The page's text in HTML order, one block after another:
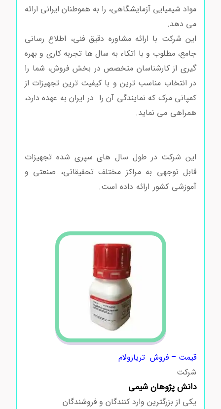
مواد شیمیایی آزمایشگاهی، را به هموطنان ایرانی ارائه
می دهد.
این شرکت با ارائه مشاوره دقیق فنی، اطلاع رسانی
جامع، مطلوب و با اتکاء به سال ها تجربه کاری و بهره
گیری از کارشناسان متخصص در بخش فروش، شما را
در انتخاب مناسب ترین و با کیفیت ترین تجهیزات از
کمپانی مرک که نمایندگی آن را در ایران به عهده دارد،
همراهی می نماید.
این شرکت در طول سال ‌های سپری شده تجهیزات
قابل توجهی به مراکز مختلف تحقیقاتی، صنعتی و
آموزشی کشور ارائه داده است.
قیمت – فروش تریازولام
شرکت
دانش پژوهان شیمی
یکی از بزرگترین وارد کنندگان و فروشندگان